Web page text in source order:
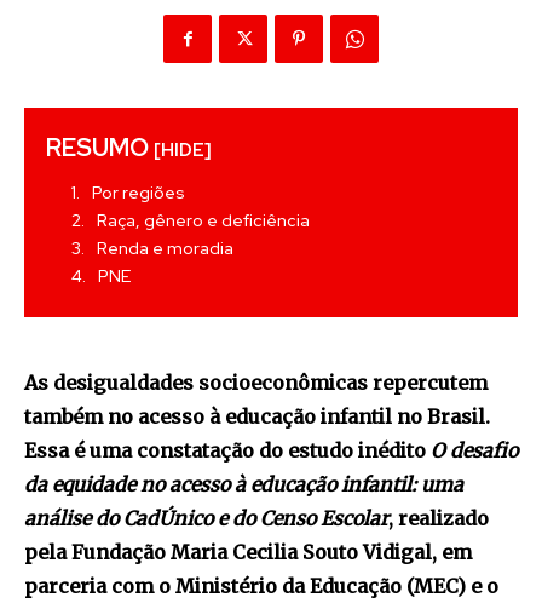
RESUMO [HIDE]
Por regiões
Raça, gênero e deficiência
Renda e moradia
PNE
As desigualdades socioeconômicas repercutem
também no acesso à educação infantil no Brasil.
Essa é uma constatação do estudo inédito O desafio
da equidade no acesso à educação infantil: uma
análise do CadÚnico e do Censo Escolar, realizado
pela Fundação Maria Cecilia Souto Vidigal, em
parceria com o Ministério da Educação (MEC) e o